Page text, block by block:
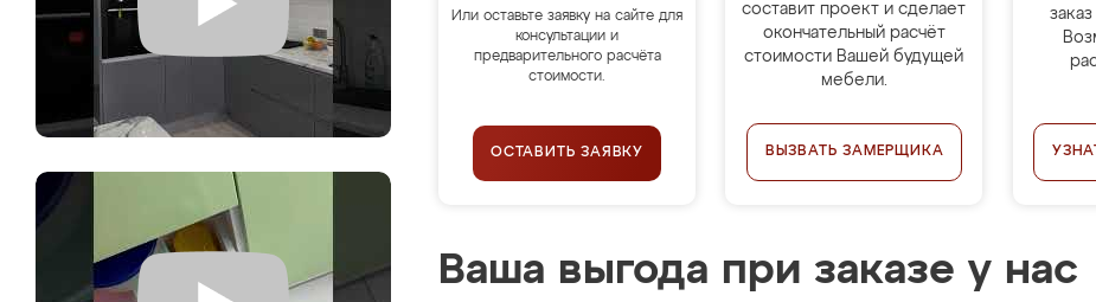
Или оставьте заявку на сайте для
консультации и
предварительного расчёта
стоимости.
ОСТАВИТЬ ЗАЯВКУ
составит проект и сделает
окончательный расчёт
стоимости Вашей будущей
мебели.
ВЫЗВАТЬ ЗАМЕРЩИКА
Ваша выгода при заказе у нас